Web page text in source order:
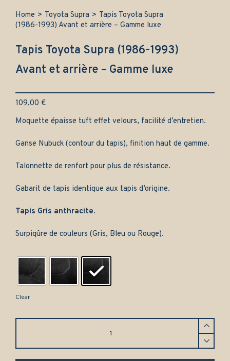
Home > Toyota Supra > Tapis Toyota Supra
(1986-1993) Avant et arrière – Gamme luxe
Tapis Toyota Supra (1986-1993)
Avant et arrière – Gamme luxe
109,00 €
Moquette épaisse tuft effet velours, facilité d’entretien.
Ganse Nubuck (contour du tapis), finition haut de gamme.
Talonnette de renfort pour plus de résistance.
Gabarit de tapis identique aux tapis d’origine.
Tapis Gris anthracite.
Surpiqûre de couleurs (Gris, Bleu ou Rouge).
Clear